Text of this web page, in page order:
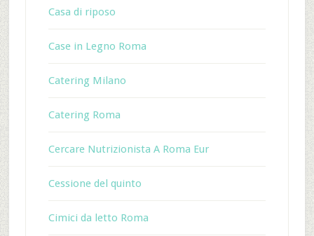
Casa di riposo
Case in Legno Roma
Catering Milano
Catering Roma
Cercare Nutrizionista A Roma Eur
Cessione del quinto
Cimici da letto Roma